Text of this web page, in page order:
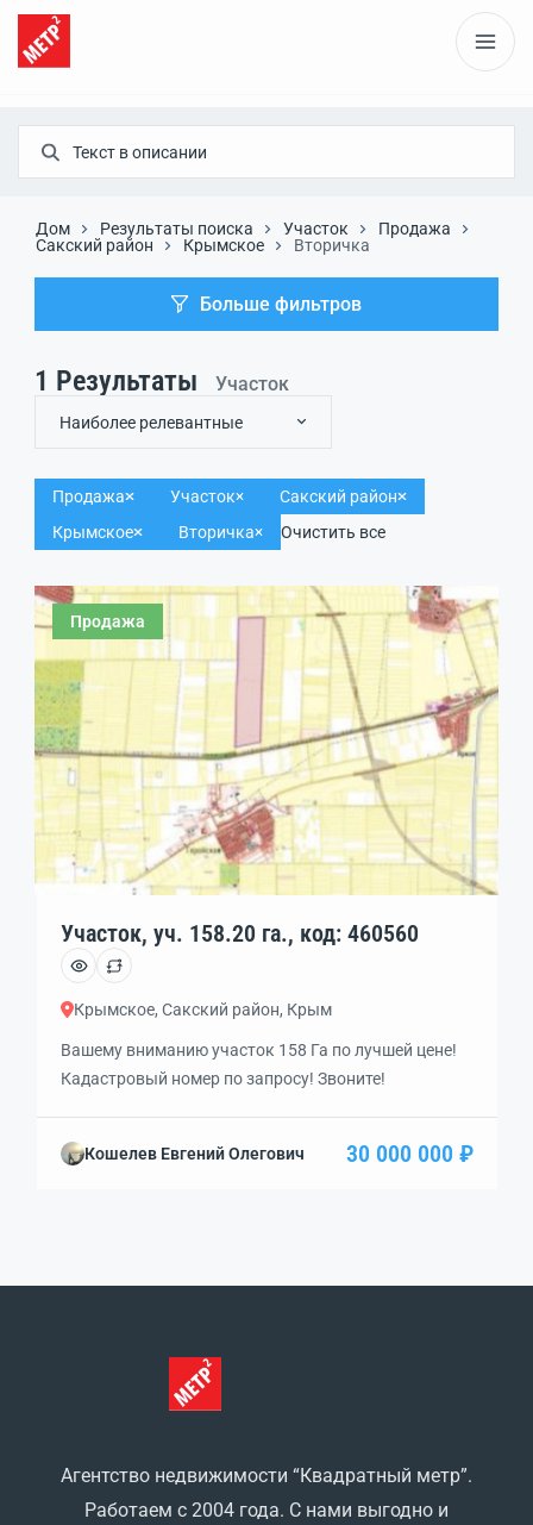
Дом Результаты поиска Участок
Продажа
Сакский район
Крымское Вторичка
Больше фильтров
1 Результаты Участок
Наиболее релевантные
Продажа Участок
Сакский район
Крымское
Вторичка Очистить все
Продажа
Участок, уч. 158.20 га., код: 460560
Крымское, Сакский район, Крым
Вашему вниманию участок 158 Га по лучшей цене!
Кадастровый номер по запросу! Звоните!
Кошелев Евгений Олегович 30 000 000 ₽
Агентство недвижимости “Квадратный метр”.
Работаем с 2004 года. С нами выгодно и